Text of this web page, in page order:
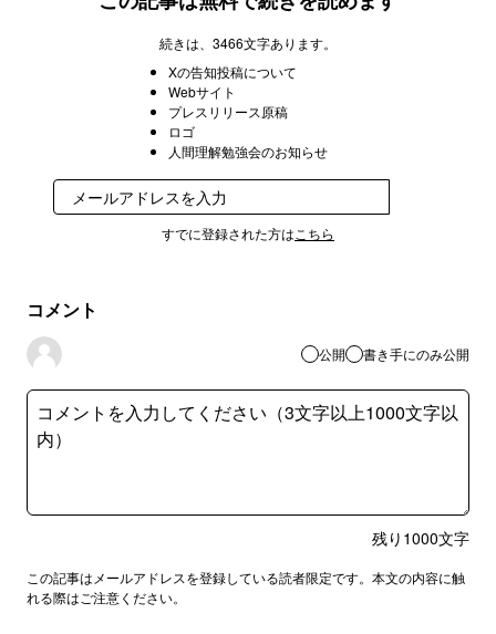
続きは、3466文字あります。
Xの告知投稿について
Webサイト
プレスリリース原稿
ロゴ
人間理解勉強会のお知らせ
すでに登録された方は こちら
コメント
公開 書き手にのみ公開
残り 1000文字
この記事はメールアドレスを登録している読者限定です。本文の内容に触
れる際はご注意ください。